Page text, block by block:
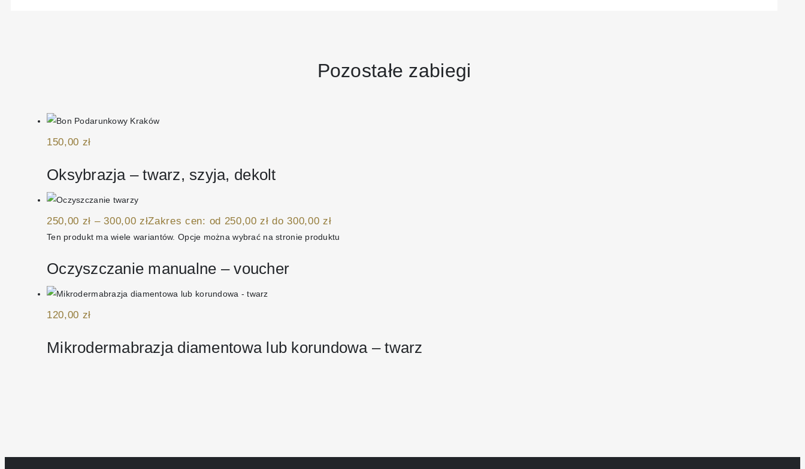
Pozostałe zabiegi
Oksybrazja – twarz, szyja, dekolt
150,00 zł
Oczyszczanie manualne – voucher
250,00 zł – 300,00 złZakres cen: od 250,00 zł do 300,00 zł
Ten produkt ma wiele wariantów. Opcje można wybrać na stronie produktu
Mikrodermabrazja diamentowa lub korundowa – twarz
120,00 zł